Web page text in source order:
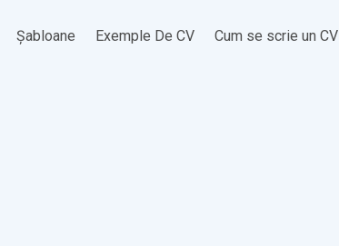
Șabloane Exemple De CV Cum se scrie un CV